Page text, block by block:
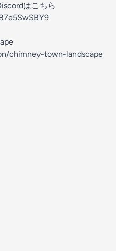
はこちら
chimney-town-landscape